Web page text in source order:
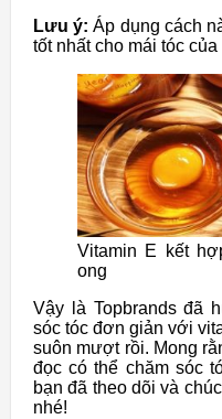
Lưu ý: Áp dụng cách
tốt nhất cho mái tóc của
Vitamin E kết
ong
Vậy là Topbrands đã
sóc tóc đơn giản với
suôn mượt rồi. Mong
đọc có thể chăm sóc
bạn đã theo dõi và
nhé!